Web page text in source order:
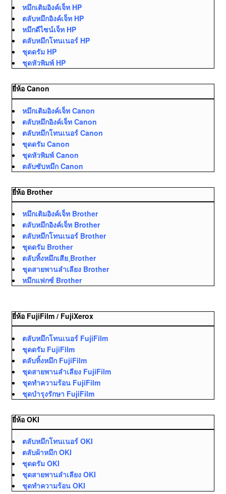
หมึกเติมอิงค์เจ็ท HP
ตลับหมึกอิงค์เจ็ท HP
หมึกดีไซน์เจ็ท HP
ตลับหมึกโทนเนอร์ HP
ชุดดรัม HP
ชุดหัวพิมพ์ HP
ยี่ห้อ Canon
หมึกเติมอิงค์เจ็ท Canon
ตลับหมึกอิงค์เจ็ท Canon
ตลับหมึกโทนเนอร์ Canon
ชุดดรัม Canon
ชุดหัวพิมพ์ Canon
ตลับซับหมึก Canon
ยี่ห้อ Brother
หมึกเติมอิงค์เจ็ท Brother
ตลับหมึกอิงค์เจ็ท Brother
ตลับหมึกโทนเนอร์ Brother
ชุดดรัม Brother
ตลับทิ้งหมึกเสีย ฺBrother
ชุดสายพานลำเลียง Brother
หมึกแฟกซ์ Brother
ยี่ห้อ FujiFilm / FujiXerox
ตลับหมึกโทนเนอร์ FujiFilm
ชุดดรัม FujiFilm
ตลับทิ้งหมึก FujiFilm
ชุดสายพานลำเลียง FujiFilm
ชุดทำความร้อน FujiFilm
ชุดบำรุงรักษา FujiFilm
ยี่ห้อ OKI
ตลับหมึกโทนเนอร์ OKI
ตลับผ้าหมึก OKI
ชุดดรัม OKI
ชุดสายพานลำเลียง OKI
ชุดทำความร้อน OKI